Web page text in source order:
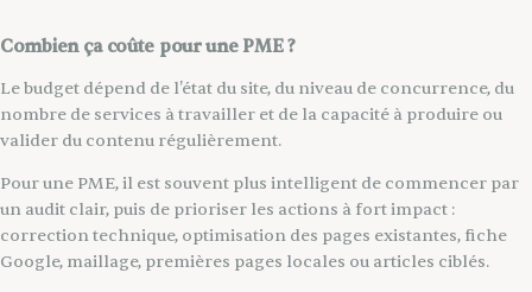
Combien ça coûte pour une PME ?
Le budget dépend de l'état du site, du niveau de concurrence, du
nombre de services à travailler et de la capacité à produire ou
valider du contenu régulièrement.
Pour une PME, il est souvent plus intelligent de commencer par
un audit clair, puis de prioriser les actions à fort impact :
correction technique, optimisation des pages existantes, fiche
Google, maillage, premières pages locales ou articles ciblés.